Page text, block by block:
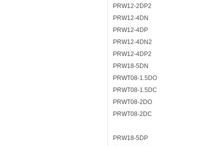
PRW12-2DP2
PRW12-4DN
PRW12-4DP
PRW12-4DN2
PRW12-4DP2
PRW18-5DN
PRWT08-1.5DO
PRWT08-1.5DC
PRWT08-2DO
PRWT08-2DC
PRW18-5DP